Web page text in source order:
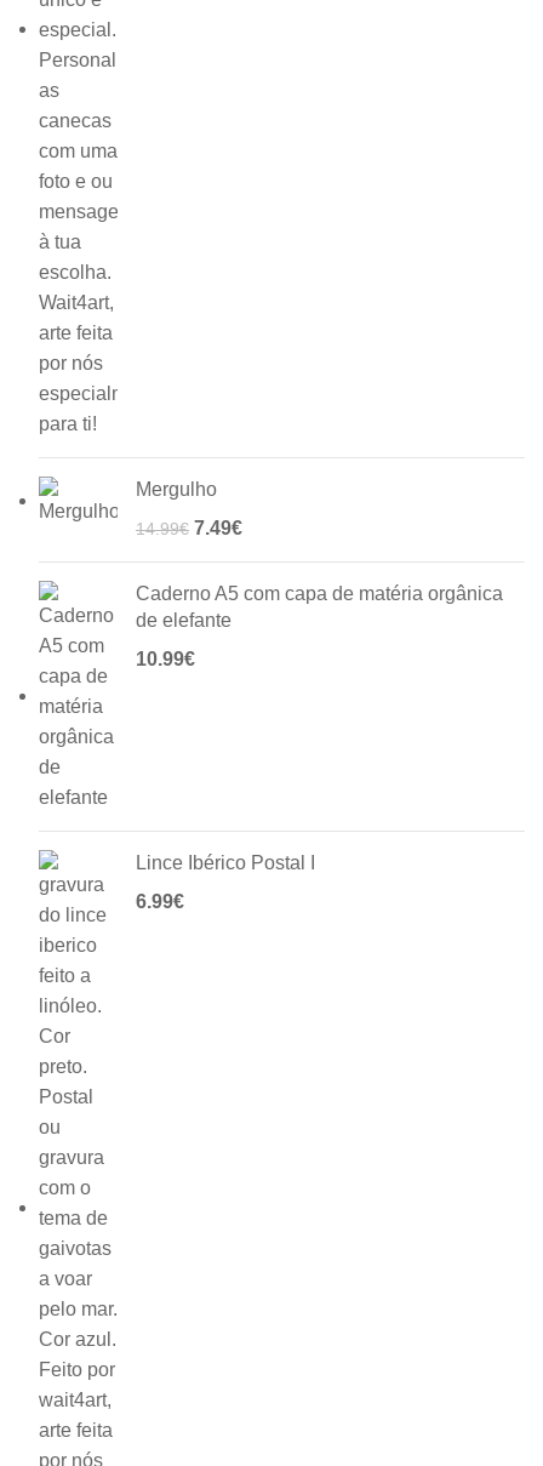
Mergulho
14.99€ 7.49€
Caderno A5 com capa de matéria orgânica
de elefante
10.99€
Lince Ibérico Postal I
6.99€